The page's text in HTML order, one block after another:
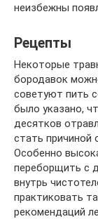
неизбежны
Рецепты
Некоторые
бородавок
советуют пить
было указано,
десятков
стать причиной
Особенно
переборщить с
внутрь
практиковать
рекомендаций